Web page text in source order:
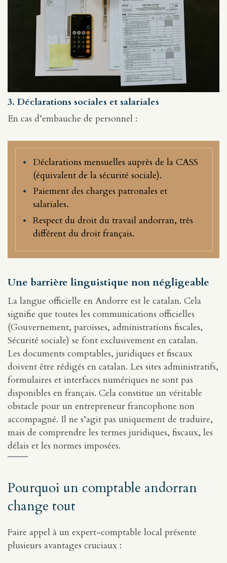
3. Déclarations sociales et salariales
En cas d’embauche de personnel :
Déclarations mensuelles auprès de la CASS
(équivalent de la sécurité sociale).
Paiement des charges patronales et
salariales.
Respect du droit du travail andorran, très
différent du droit français.
Une barrière linguistique non négligeable
La langue officielle en Andorre est le catalan. Cela
signifie que toutes les communications officielles
(Gouvernement, paroisses, administrations fiscales,
Sécurité sociale) se font exclusivement en catalan.
Les documents comptables, juridiques et fiscaux
doivent être rédigés en catalan. Les sites administratifs,
formulaires et interfaces numériques ne sont pas
disponibles en français. Cela constitue un véritable
obstacle pour un entrepreneur francophone non
accompagné. Il ne s’agit pas uniquement de traduire,
mais de comprendre les termes juridiques, fiscaux, les
délais et les normes imposées.
Pourquoi un comptable andorran
change tout
Faire appel à un expert-comptable local présente
plusieurs avantages cruciaux :